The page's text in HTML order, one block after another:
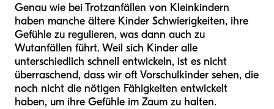
Genau wie bei Trotzanfällen von Kleinkindern
haben manche ältere Kinder Schwierigkeiten, ihre
Gefühle zu regulieren, was dann auch zu
Wutanfällen führt. Weil sich Kinder alle
unterschiedlich schnell entwickeln, ist es nicht
überraschend, dass wir oft Vorschulkinder sehen, die
noch nicht die nötigen Fähigkeiten entwickelt
haben, um ihre Gefühle im Zaum zu halten.